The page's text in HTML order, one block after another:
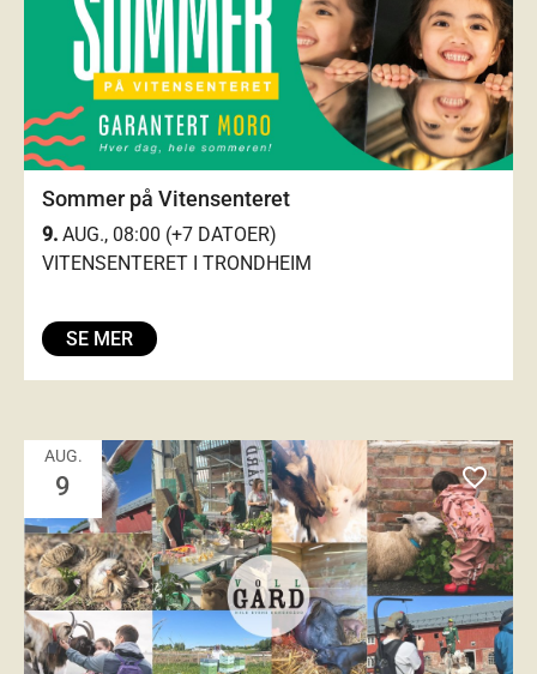
Sommer på Vitensenteret
9. AUG., 08:00 (+7 DATOER)
VITENSENTERET I TRONDHEIM
SE MER
AUG.
9 favorite_outlined